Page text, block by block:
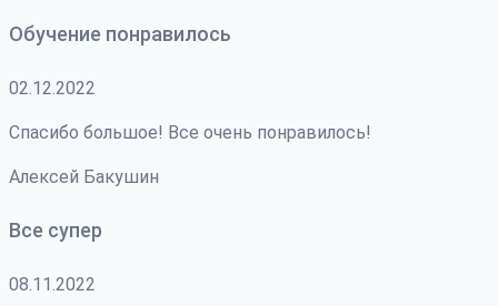
Обучение понравилось
02.12.2022
Спасибо большое! Все очень понравилось!
Алексей Бакушин
Все супер
08.11.2022